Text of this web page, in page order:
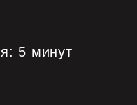
5 минут